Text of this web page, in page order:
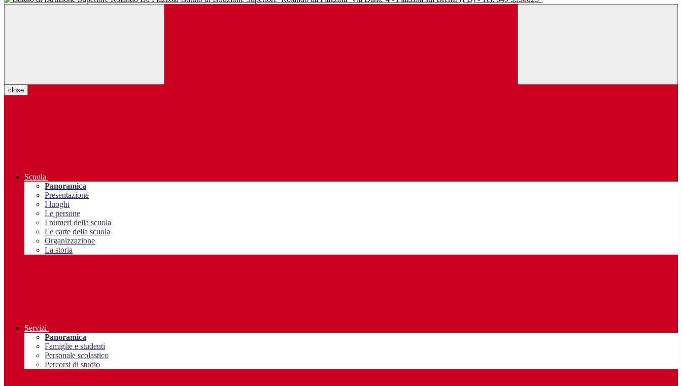
close
Scuola
Panoramica
Presentazione
I luoghi
Le persone
I numeri della scuola
Le carte della scuola
Organizzazione
La storia
Servizi
Panoramica
Famiglie e studenti
Personale scolastico
Percorsi di studio